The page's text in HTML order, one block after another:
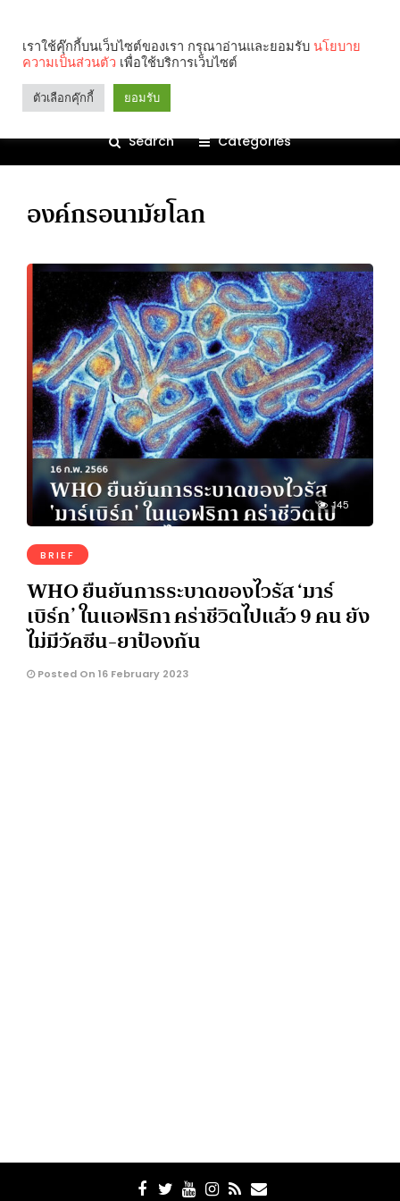
Search Categories
องค์กรอนามัยโลก
145
BRIEF
WHO ยืนยันการระบาดของไวรัส ‘มาร์
เบิร์ก’ ในแอฟริกา คร่าชีวิตไปแล้ว 9 คน ยัง
ไม่มีวัคซีน-ยาป้องกัน
Posted On 16 February 2023
เราใช้คุ๊กกี้บนเว็บไซต์ของเรา กรุณาอ่านและยอมรับ นโยบาย
ความเป็นส่วนตัว เพื่อใช้บริการเว็บไซต์
ตัวเลือกคุ๊กกี้ ยอมรับ